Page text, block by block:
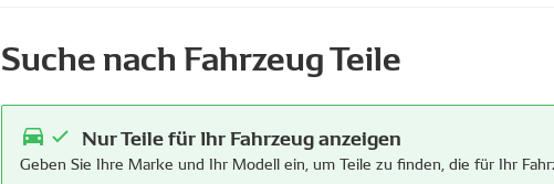
Suche nach Fahrzeug Teile
Nur Teile für Ihr Fahrzeug anzeigen
Geben Sie Ihre Marke und Ihr Modell ein, um Teile zu finden, die für Ihr